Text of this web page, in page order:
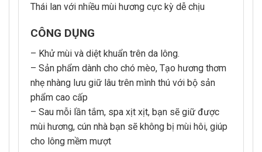
Thái lan với nhiều mùi hương cực kỳ dễ chịu
CÔNG DỤNG
– Khử mùi và diệt khuẩn trên da lông.
– Sản phẩm dành cho chó mèo, Tạo hương thơm
nhẹ nhàng lưu giữ lâu trên mình thú với bộ sản
phẩm cao cấp
– Sau mỗi lần tắm, spa xịt xịt, bạn sẽ giữ được
mùi hương, cún nhà bạn sẽ không bị mùi hôi, giúp
cho lông mềm mượt